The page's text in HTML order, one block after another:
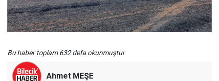
Bu haber toplam 632 defa okunmuştur
Ahmet MEŞE